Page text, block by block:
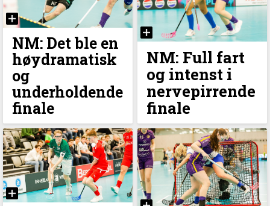
NM: Det ble en
høydramatisk
og
underholdende
finale
NM: Full fart
og intenst i
nervepirrende
finale